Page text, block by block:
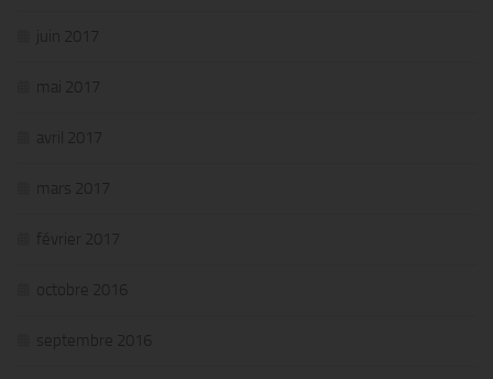
juin 2017
mai 2017
avril 2017
mars 2017
février 2017
octobre 2016
septembre 2016